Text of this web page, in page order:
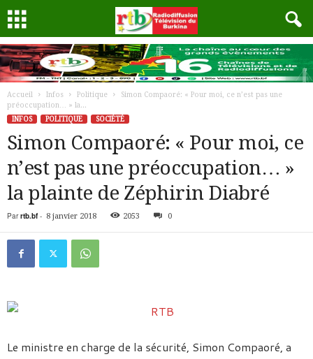
Accueil Infos Politique
Simon Compaoré: « Pour moi, ce n’est pas une
préoccupation… » la...
INFOS
POLITIQUE SOCIÉTÉ
Simon Compaoré: « Pour moi, ce
n’est pas une préoccupation… »
la plainte de Zéphirin Diabré
Par rtb.bf- 8 janvier 2018 2053 0
Le ministre en charge de la sécurité, Simon Compaoré, a